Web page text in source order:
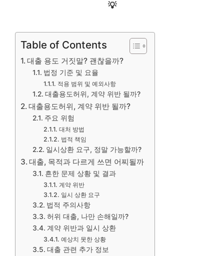
💡
Table of Contents
대출 용도 거짓말? 괜찮을까?
법정 기준 및 요율
적용 범위 및 예외사항
대출용도허위, 계약 위반 될까?
대출용도허위, 계약 위반 될까?
주요 위험
대처 방법
법적 책임
일시상환 요구, 정말 가능할까?
대출, 목적과 다르게 쓰면 어찌될까
흔한 문제 상황 및 결과
계약 위반
일시 상환 요구
법적 주의사항
허위 대출, 나만 손해일까?
계약 위반과 일시 상환
예상치 못한 상황
대출 관련 추가 정보